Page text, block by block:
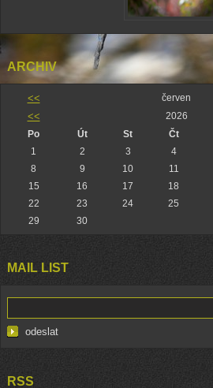
ARCHIV
<< červen
<< 2026
Po
Út St Čt
1
2 3 4
8
9 10 11
15
16 17 18
22
23 24 25
29
30
MAIL LIST
RSS